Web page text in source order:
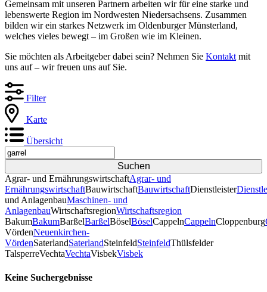
Gemeinsam mit unseren Partnern arbeiten wir für eine starke und
lebenswerte Region im Nordwesten Niedersachsens. Zusammen
bilden wir ein starkes Netzwerk im Oldenburger Münsterland,
welches vieles bewegt – im Großen wie im Kleinen.
Sie möchten als Arbeitgeber dabei sein? Nehmen Sie Kontakt mit
uns auf – wir freuen uns auf Sie.
Filter
Karte
Übersicht
Agrar- und ErnährungswirtschaftAgrar- und
ErnährungswirtschaftBauwirtschaftBauwirtschaftDienstleister
und AnlagenbauMaschinen- und
AnlagenbauWirtschaftsregionWirtschaftsregion
BakumBakumBarßelBarßelBöselBöselCappelnCappelnCloppenburg
VördenNeuenkirchen-
VördenSaterlandSaterlandSteinfeldSteinfeldThülsfelder
TalsperreVechtaVechtaVisbekVisbek
Keine Suchergebnisse